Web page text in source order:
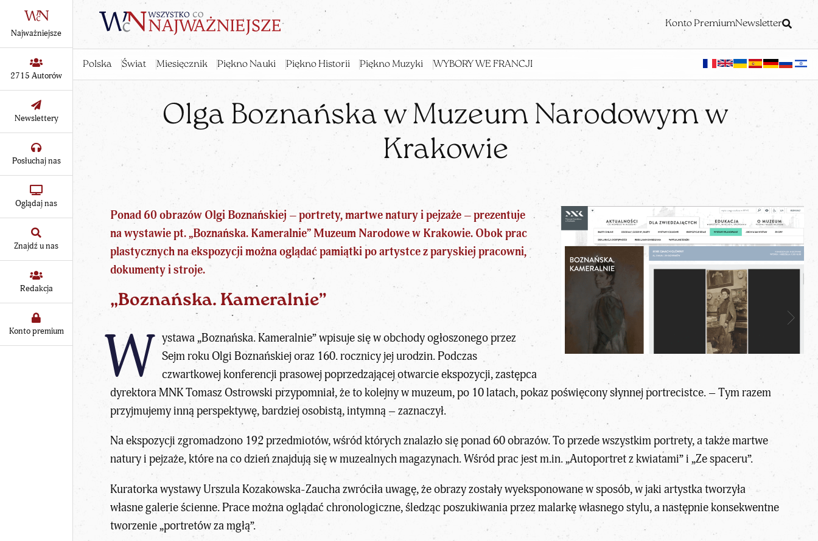
Konto PremiumNewsletter
Polska Świat Miesięcznik Piękno Nauki Piękno Historii Piękno Muzyki WYBORY WE FRANCJI
Najważniejsze
2715 Autorów
Newslettery
Posłuchaj nas
Oglądaj nas
Znajdź u nas
Redakcja
Konto premium
Olga Boznańska w Muzeum Narodowym w
Krakowie
Ponad 60 obrazów Olgi Boznańskiej – portrety, martwe natury i pejzaże – prezentuje
na wystawie pt. „Boznańska. Kameralnie” Muzeum Narodowe w Krakowie. Obok prac
plastycznych na ekspozycji można oglądać pamiątki po artystce z paryskiej pracowni,
dokumenty i stroje.
„Boznańska. Kameralnie”
W ystawa „Boznańska. Kameralnie” wpisuje się w obchody ogłoszonego przez
Sejm roku Olgi Boznańskiej oraz 160. rocznicy jej urodzin. Podczas
czwartkowej konferencji prasowej poprzedzającej otwarcie ekspozycji, zastępca
dyrektora MNK Tomasz Ostrowski przypomniał, że to kolejny w muzeum, po 10 latach, pokaz poświęcony słynnej portrecistce. – Tym razem
przyjmujemy inną perspektywę, bardziej osobistą, intymną – zaznaczył.
Na ekspozycji zgromadzono 192 przedmiotów, wśród których znalazło się ponad 60 obrazów. To przede wszystkim portrety, a także martwe
natury i pejzaże, które na co dzień znajdują się w muzealnych magazynach. Wśród prac jest m.in. „Autoportret z kwiatami” i „Ze spaceru”.
Kuratorka wystawy Urszula Kozakowska-Zaucha zwróciła uwagę, że obrazy zostały wyeksponowane w sposób, w jaki artystka tworzyła
własne galerie ścienne. Prace można oglądać chronologiczne, śledząc poszukiwania przez malarkę własnego stylu, a następnie konsekwentne
tworzenie „portretów za mgłą”.